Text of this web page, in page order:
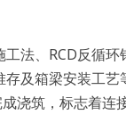
法、RCD反循环
及箱梁安装工艺
浇筑，标志着连